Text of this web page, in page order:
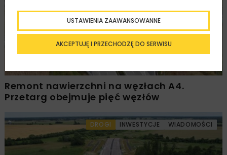
Remont nawierzchni na węzłach A4.
Przetarg obejmuje pięć węzłów
DROGI INWESTYCJE WIADOMOŚCI
AKCEPTUJĘ I PRZECHODZĘ DO SERWISU
USTAWIENIA ZAAWANSOWANNE